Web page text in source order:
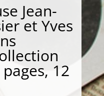
Jean-
et Yves
12